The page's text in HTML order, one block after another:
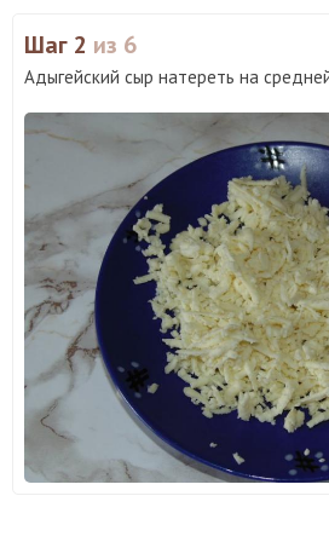
Шаг 2 из 6
Адыгейский сыр натереть на